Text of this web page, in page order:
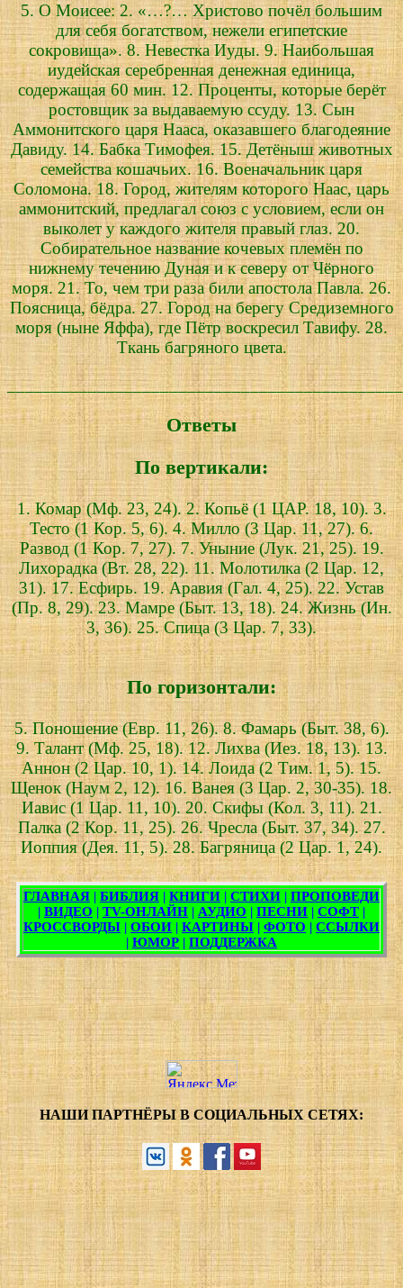
5. О Моисее: 2. «…?… Христово почёл большим
для себя богатством, нежели египетские
сокровища». 8. Невестка Иуды. 9. Наибольшая
иудейская серебренная денежная единица,
содержащая 60 мин. 12. Проценты, которые берёт
ростовщик за выдаваемую ссуду. 13. Сын
Аммонитского царя Нааса, оказавшего благодеяние
Давиду. 14. Бабка Тимофея. 15. Детёныш животных
семейства кошачьих. 16. Военачальник царя
Соломона. 18. Город, жителям которого Наас, царь
аммонитский, предлагал союз с условием, если он
выколет у каждого жителя правый глаз. 20.
Собирательное название кочевых племён по
нижнему течению Дуная и к северу от Чёрного
моря. 21. То, чем три раза били апостола Павла. 26.
Поясница, бёдра. 27. Город на берегу Средиземного
моря (ныне Яффа), где Пётр воскресил Тавифу. 28.
Ткань багряного цвета.
Ответы
По вертикали:
1. Комар (Мф. 23, 24). 2. Копьё (1 ЦАР. 18, 10). 3.
Тесто (1 Кор. 5, 6). 4. Милло (3 Цар. 11, 27). 6.
Развод (1 Кор. 7, 27). 7. Уныние (Лук. 21, 25). 19.
Лихорадка (Вт. 28, 22). 11. Молотилка (2 Цар. 12,
31). 17. Есфирь. 19. Аравия (Гал. 4, 25). 22. Устав
(Пр. 8, 29). 23. Мамре (Быт. 13, 18). 24. Жизнь (Ин.
3, 36). 25. Спица (3 Цар. 7, 33).
По горизонтали:
5. Поношение (Евр. 11, 26). 8. Фамарь (Быт. 38, 6).
9. Талант (Мф. 25, 18). 12. Лихва (Иез. 18, 13). 13.
Аннон (2 Цар. 10, 1). 14. Лоида (2 Тим. 1, 5). 15.
Щенок (Наум 2, 12). 16. Ванея (3 Цар. 2, 30-35). 18.
Иавис (1 Цар. 11, 10). 20. Скифы (Кол. 3, 11). 21.
Палка (2 Кор. 11, 25). 26. Чресла (Быт. 37, 34). 27.
Иоппия (Дея. 11, 5). 28. Багряница (2 Цар. 1, 24).